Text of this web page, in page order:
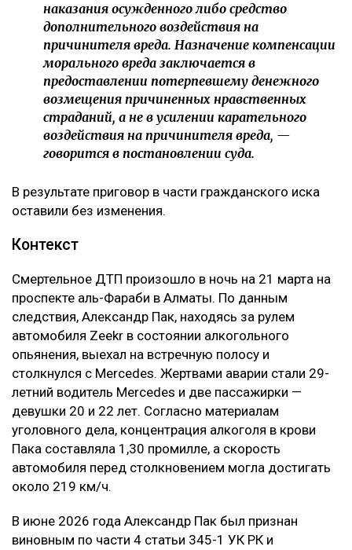
наказания осужденного либо средство
дополнительного воздействия на
причинителя вреда. Назначение компенсации
морального вреда заключается в
предоставлении потерпевшему денежного
возмещения причиненных нравственных
страданий, а не в усилении карательного
воздействия на причинителя вреда, —
говорится в постановлении суда.
В результате приговор в части гражданского иска
оставили без изменения.
Контекст
Смертельное ДТП произошло в ночь на 21 марта на
проспекте аль-Фараби в Алматы. По данным
следствия, Александр Пак, находясь за рулем
автомобиля Zeekr в состоянии алкогольного
опьянения, выехал на встречную полосу и
столкнулся с Mercedes. Жертвами аварии стали 29-
летний водитель Mercedes и две пассажирки —
девушки 20 и 22 лет. Согласно материалам
уголовного дела, концентрация алкоголя в крови
Пака составляла 1,30 промилле, а скорость
автомобиля перед столкновением могла достигать
около 219 км/ч.
В июне 2026 года Александр Пак был признан
виновным по части 4 статьи 345-1 УК РК и